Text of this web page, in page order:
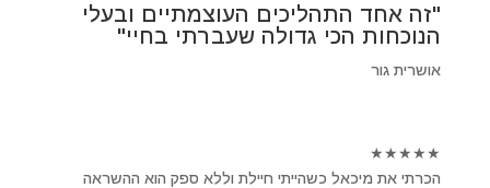
"זה אחד התהליכים העוצמתיים ובעלי
הנוכחות הכי גדולה שעברתי בחיי"
אושרית גור
★
★
★
★
★
הכרתי את מיכאל כשהייתי חיילת וללא ספק הוא ההשראה